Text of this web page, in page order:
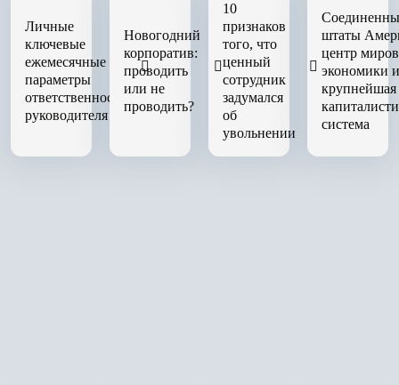
Личные
ключевые
ежемесячные
параметры
ответственности
руководителя
Новогодний
корпоратив:
проводить
или не
проводить?
10
признаков
того, что
ценный
сотрудник
задумался
об
увольнении
штаты
центр
экономики и
крупнейшая
система